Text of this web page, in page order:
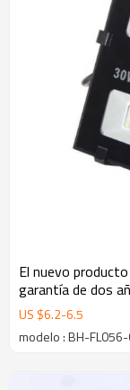
El nuevo
garantía de dos
US $6.2-6.5
modelo : BH-